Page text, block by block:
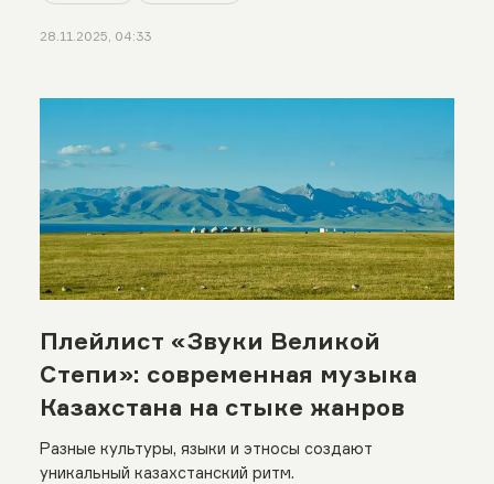
28.11.2025, 04:33
Плейлист «Звуки Великой
Степи»: современная музыка
Казахстана на стыке жанров
Разные культуры, языки и этносы создают
уникальный казахстанский ритм.